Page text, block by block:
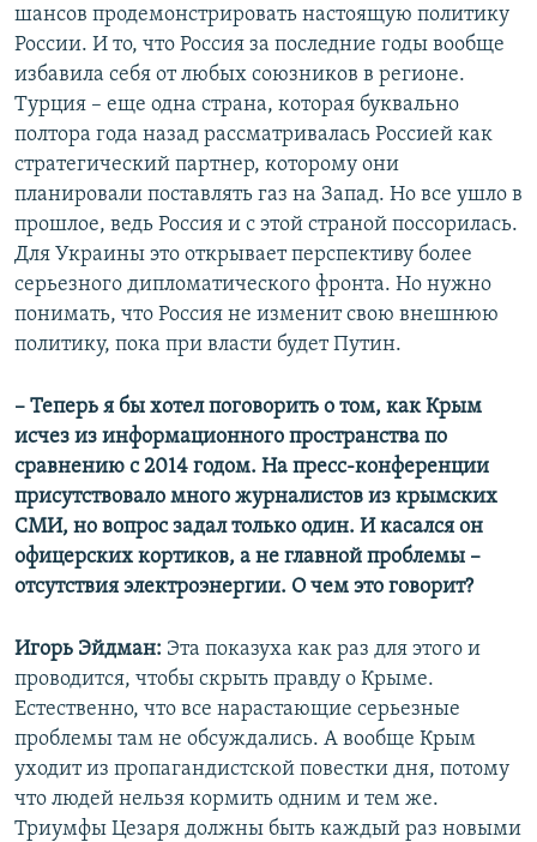
шансов продемонстрировать настоящую политику
России. И то, что Россия за последние годы вообще
избавила себя от любых союзников в регионе.
Турция – еще одна страна, которая буквально
полтора года назад рассматривалась Россией как
стратегический партнер, которому они
планировали поставлять газ на Запад. Но все ушло в
прошлое, ведь Россия и с этой страной поссорилась.
Для Украины это открывает перспективу более
серьезного дипломатического фронта. Но нужно
понимать, что Россия не изменит свою внешнюю
политику, пока при власти будет Путин.
– Теперь я бы хотел поговорить о том, как Крым
исчез из информационного пространства по
сравнению с 2014 годом. На пресс-конференции
присутствовало много журналистов из крымских
СМИ, но вопрос задал только один. И касался он
офицерских кортиков, а не главной проблемы –
отсутствия электроэнергии. О чем это говорит?
Игорь Эйдман: Эта показуха как раз для этого и
проводится, чтобы скрыть правду о Крыме.
Естественно, что все нарастающие серьезные
проблемы там не обсуждались. А вообще Крым
уходит из пропагандистской повестки дня, потому
что людей нельзя кормить одним и тем же.
Триумфы Цезаря должны быть каждый раз новыми